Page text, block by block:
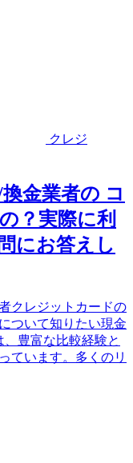
クレジ
金業者の コ
？実際に利
にお答えし
クレジットカードの
ついて知りたい現金
豊富な比較経験と
ています。多くのリ